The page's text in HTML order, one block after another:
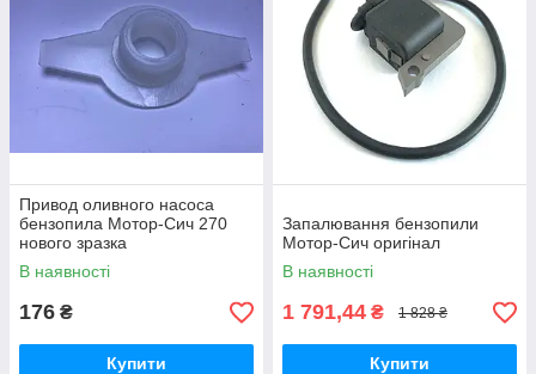
Привод оливного насоса
бензопила Мотор-Сич 270
нового зразка
В наявності
176 ₴
Купити
Запалювання бензопили
Мотор-Сич оригінал
В наявності
1 791,44 ₴ 1 828 ₴
Купити